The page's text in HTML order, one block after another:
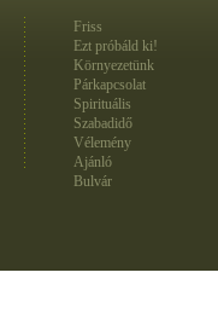
Friss
Ezt próbáld ki!
Környezetünk
Párkapcsolat
Spirituális
Szabadidő
Vélemény
Ajánló
Bulvár